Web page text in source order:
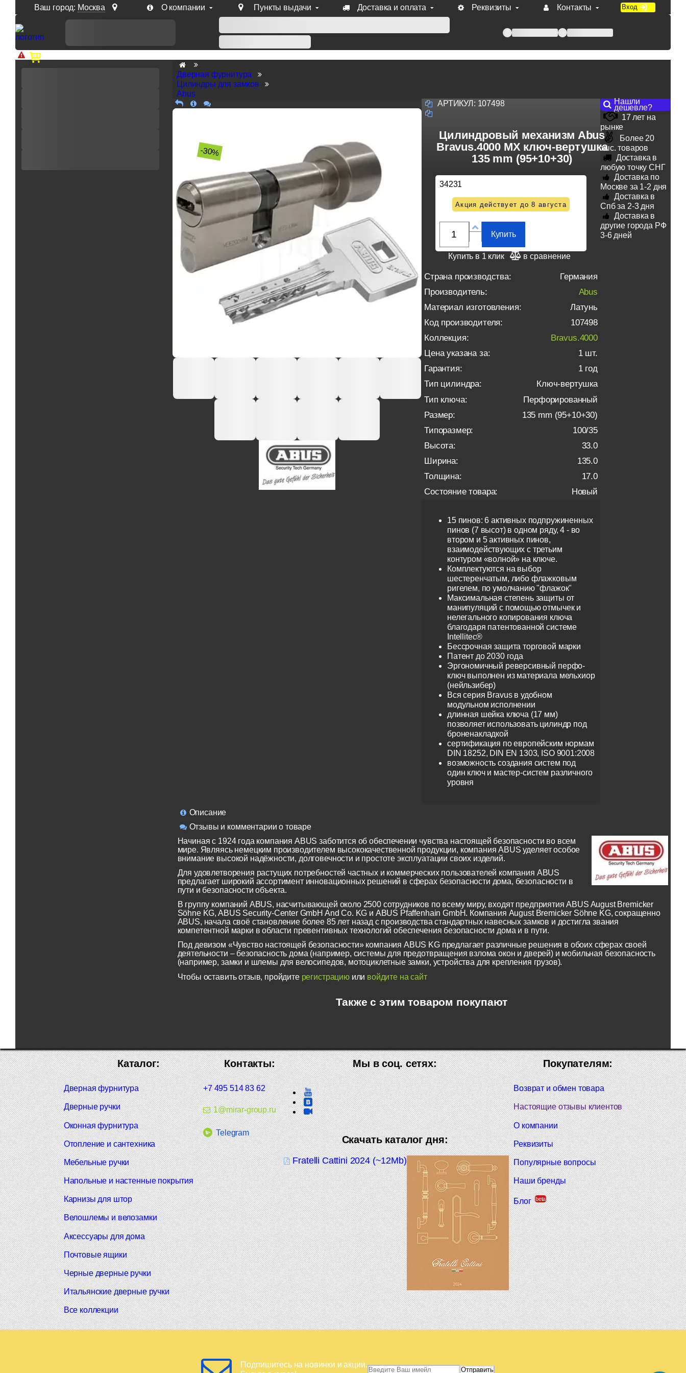
Ваш город: Москва О компании Пункты выдачи Доставка и оплата Реквизиты Контакты Вход
Доп. скидка от цен на сайте 7% при заказе от 50 тыс. руб продукции Venezia, Fratelli, Tupai, Extreza, Melodia, Forme при оплате по счету.
Дверная фурнитура
Цилиндры для замков
Abus
-30%
АРТИКУЛ: 107498
Цилиндровый механизм Abus
Bravus.4000 MX ключ-вертушка
135 mm (95+10+30)
34231
Акция действует до 8 августа
Купить
Купить в 1 клик в сравнение
Страна производства:
Германия
Производитель:
Abus
Материал изготовления:
Латунь
Код производителя:
107498
Коллекция:
Bravus.4000
Цена указана за:
1 шт.
Гарантия:
1 год
Тип цилиндра:
Ключ-вертушка
Тип ключа:
Перфорированный
Размер:
135 mm (95+10+30)
Типоразмер:
100/35
Высота:
33.0
Ширина:
135.0
Толщина:
17.0
Состояние товара:
Новый
15 пинов: 6 активных подпружиненных
пинов (7 высот) в одном ряду, 4 - во
втором и 5 активных пинов,
взаимодействующих с третьим
контуром «волной» на ключе.
Комплектуются на выбор
шестеренчатым, либо флажковым
ригелем, по умолчанию "флажок"
Максимальная степень защиты от
манипуляций с помощью отмычек и
нелегального копирования ключа
благодаря патентованной системе
Intellitec®
Бессрочная защита торговой марки
Патент до 2030 года
Эргономичный реверсивный перфо-
ключ выполнен из материала мельхиор
(нейльзибер)
Вся серия Bravus в удобном
модульном исполнении
длинная шейка ключа (17 мм)
позволяет использовать цилиндр под
броненакладкой
сертификация по европейским нормам
DIN 18252, DIN EN 1303, ISO 9001:2008
возможность создания систем под
один ключ и мастер-систем различного
уровня
Нашли
дешевле?
17 лет на
рынке
Более 20
тыс. товаров
Доставка в
любую точку СНГ
Доставка по
Москве за 1-2 дня
Доставка в
Спб за 2-3 дня
Доставка в
другие города РФ
3-6 дней
Описание
Отзывы и комментарии о товаре
Начиная с 1924 года компания ABUS заботится об обеспечении чувства настоящей безопасности во всем
мире. Являясь немецким производителем высококачественной продукции, компания ABUS уделяет особое
внимание высокой надёжности, долговечности и простоте эксплуатации своих изделий.
Для удовлетворения растущих потребностей частных и коммерческих пользователей компания ABUS
предлагает широкий ассортимент инновационных решений в сферах безопасности дома, безопасности в
пути и безопасности объекта.
В группу компаний ABUS, насчитывающей около 2500 сотрудников по всему миру, входят предприятия ABUS August Bremicker
Söhne KG, ABUS Security-Center GmbH And Co. KG и ABUS Pfaffenhain GmbH. Компания August Bremicker Söhne KG, сокращенно
ABUS, начала своё становление более 85 лет назад с производства стандартных навесных замков и достигла звания
компетентной марки в области превентивных технологий обеспечения безопасности дома и в пути.
Под девизом «Чувство настоящей безопасности» компания ABUS KG предлагает различные решения в обоих сферах своей
деятельности – безопасность дома (например, системы для предотвращения взлома окон и дверей) и мобильная безопасность
(например, замки и шлемы для велосипедов, мотоциклетные замки, устройства для крепления грузов).
Чтобы оставить отзыв, пройдите регистрациюили войдите на сайт
Также с этим товаром покупают
Покупателям:
Возврат и обмен товара
Настоящие отзывы клиентов
О компании
Реквизиты
Популярные вопросы
Наши бренды
Блог beta
Мы в соц. сетях:
Скачать каталог дня:
Fratelli Cattini 2024 (~12Mb)
Контакты:
+7 495 514 83 62
1@mirar-group.ru
Telegram
Каталог:
Дверная фурнитура
Дверные ручки
Оконная фурнитура
Отопление и сантехника
Мебельные ручки
Напольные и настенные покрытия
Карнизы для штор
Велошлемы и велозамки
Аксессуары для дома
Почтовые ящики
Черные дверные ручки
Итальянские дверные ручки
Все коллекции
Подпишитесь на новинки и акции.